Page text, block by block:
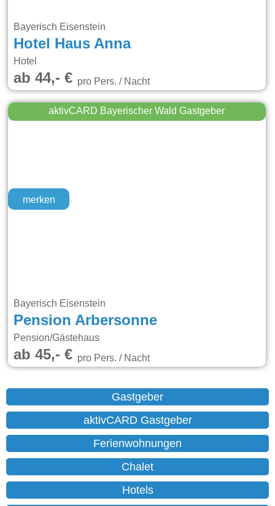
Bayerisch Eisenstein
Hotel Haus Anna
Hotel
ab 44,- €pro Pers. / Nacht
merken
aktivCARD Bayerischer Wald Gastgeber
Bayerisch Eisenstein
Pension Arbersonne
Pension/Gästehaus
ab 45,- €pro Pers. / Nacht
Gastgeber
aktivCARD Gastgeber
Ferienwohnungen
Chalet
Hotels